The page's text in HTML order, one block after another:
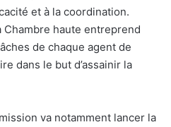
et à la coordination.
Chambre haute entreprend
de chaque agent de
dans le but d’assainir la
va notamment lancer la